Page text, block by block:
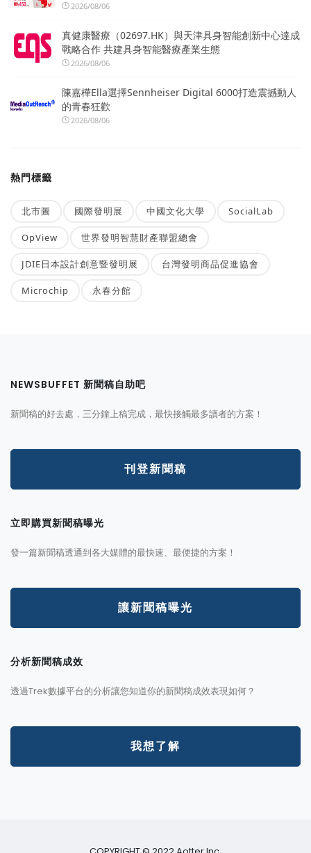
2026/08/06
真健康醫療（02697.HK）與天津具身智能創新中心達成
戰略合作 共建具身智能醫療產業生態
2026/08/06
陳嘉樺Ella選擇Sennheiser Digital 6000打造震撼動人
的青春狂歡
2026/08/06
熱門標籤
北市圖 國際發明展 中國文化大學 SocialLab
OpView 世界發明智慧財產聯盟總會
JDIE日本設計創意暨發明展 台灣發明商品促進協會
Microchip 永春分館
NEWSBUFFET 新聞稿自助吧
新聞稿的好去處，三分鐘上稿完成，最快接觸最多讀者的方案！
刊登新聞稿
立即購買新聞稿曝光
發一篇新聞稿透通到各大媒體的最快速、最便捷的方案！
讓新聞稿曝光
分析新聞稿成效
透過Trek數據平台的分析讓您知道你的新聞稿成效表現如何？
我想了解